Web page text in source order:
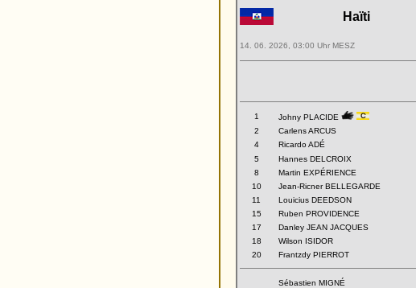
Haïti
14. 06. 2026, 03:00 Uhr MESZ
1 Johny PLACIDE
2
Carlens ARCUS
4
Ricardo ADÉ
5
Hannes DELCROIX
8
Martin EXPÉRIENCE
10
Jean-Ricner BELLEGARDE
11
Louicius DEEDSON
15
Ruben PROVIDENCE
17
Danley JEAN JACQUES
18
Wilson ISIDOR
20
Frantzdy PIERROT
Sébastien MIGNÉ